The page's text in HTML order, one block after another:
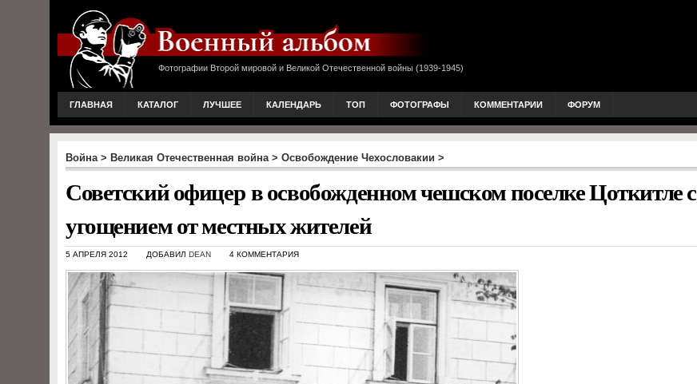
Фотографии Второй мировой и Великой Отечественной войны (1939-1945)
ГЛАВНАЯ КАТАЛОГ ЛУЧШЕЕ КАЛЕНДАРЬ ТОП ФОТОГРАФЫ КОММЕНТАРИИ ФОРУМ
Война> Великая Отечественная война> Освобождение Чехословакии >
Советский офицер в освобожденном чешском поселке Цоткитле с
угощением от местных жителей
5 АПРЕЛЯ 2012 ДОБАВИЛ DEAN 4 КОММЕНТАРИЯ